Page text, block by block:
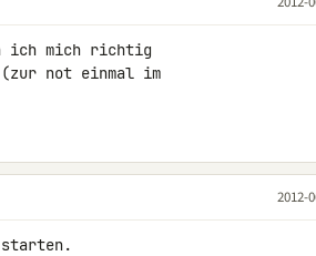
ich mich richtig
not einmal im
2012-